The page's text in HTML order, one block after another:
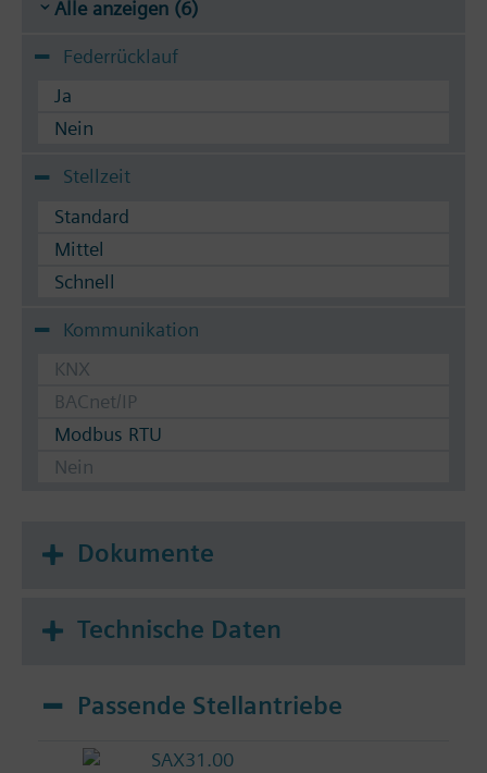
Alle anzeigen (6)
Federrücklauf
Ja
Nein
Stellzeit
Standard
Mittel
Schnell
Kommunikation
KNX
BACnet/IP
Modbus RTU
Nein
Dokumente
Technische Daten
Passende Stellantriebe
SAX31.00